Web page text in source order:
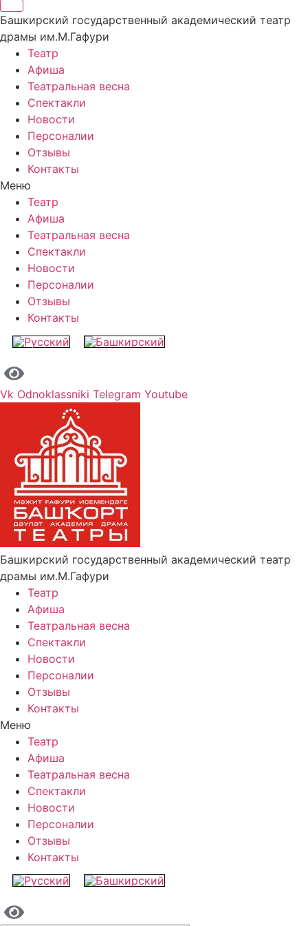
Башкирский государственный академический театр
драмы им.М.Гафури
Театр
Афиша
Театральная весна
Спектакли
Новости
Персоналии
Отзывы
Контакты
Меню
Театр
Афиша
Театральная весна
Спектакли
Новости
Персоналии
Отзывы
Контакты
Vk Odnoklassniki Telegram Youtube
Башкирский государственный академический театр
драмы им.М.Гафури
Театр
Афиша
Театральная весна
Спектакли
Новости
Персоналии
Отзывы
Контакты
Меню
Театр
Афиша
Театральная весна
Спектакли
Новости
Персоналии
Отзывы
Контакты